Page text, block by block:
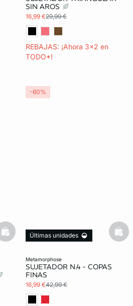
SIN AROS
16,99 €29,99 €
REBAJAS: ¡Ahora 3x2 en
TODO*!
basketfull
metamorphose
SUJETADOR N.4 - COPAS
FINAS
16,99 €42,99 €
Últimas unidades
-60%